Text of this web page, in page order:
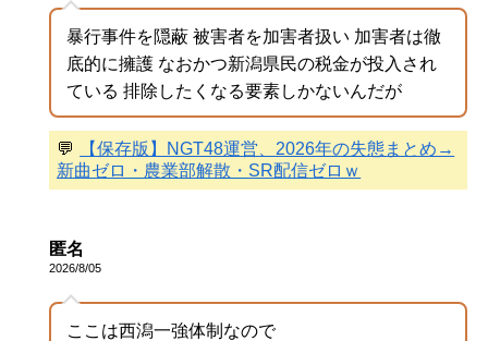
暴行事件を隠蔽 被害者を加害者扱い 加害者は徹
底的に擁護 なおかつ新潟県民の税金が投入され
ている 排除したくなる要素しかないんだが
💬
【保存版】NGT48運営、2026年の失態まとめ→
新曲ゼロ・農業部解散・SR配信ゼロｗ
匿名
2026/8/05
ここは西潟一強体制なので